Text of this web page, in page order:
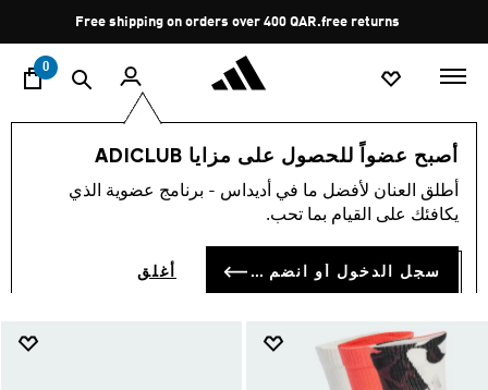
Pause
promotion
rotation
Free shipping on orders over 400 QAR.free returns
0
أصبح عضواً للحصول على مزايا ADICLUB
أطلق العنان لأفضل ما في أديداس - برنامج عضوية الذي
يكافئك على القيام بما تحب.
سجل الدخول أو انضم الآن أغلق
الرياضات رياضات أخرى رياضة إكسسوارات
إكسسوارات